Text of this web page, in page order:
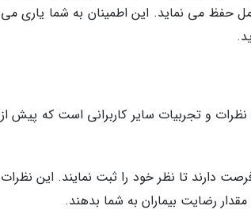
حفظ می نماید. این اطمینان به شما یاری می
و تجربیات سایر کاربرانی است که پیش از
دارند تا نظر خود را ثبت نمایند. این نظرات
رضایت بیماران به شما بدهند.